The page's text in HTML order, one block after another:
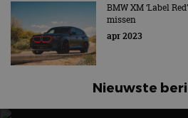
BMW XM ‘Label
missen
apr 2023
Nieuwste